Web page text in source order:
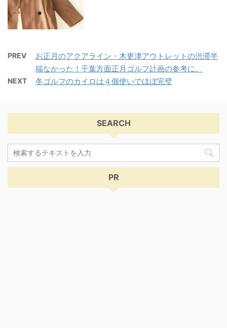
PREV
お正月のアクアライン・木更津アウトレットの渋滞半
端なかった！千葉方面正月ゴルフ計画の参考に。
NEXT 冬ゴルフのカイロは４個使いでほぼ完璧
SEARCH
PR